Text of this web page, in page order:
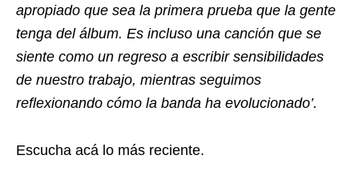
apropiado que sea la primera prueba que la gente
tenga del álbum. Es incluso una canción que se
siente como un regreso a escribir sensibilidades
de nuestro trabajo, mientras seguimos
reflexionando cómo la banda ha evolucionado’.
Escucha acá lo más reciente.